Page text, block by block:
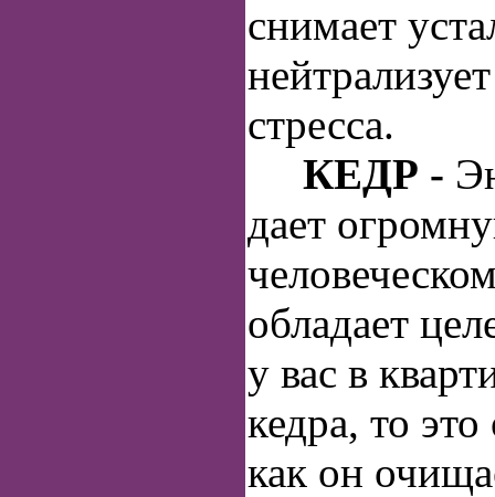
снимает
стресса.
КЕДР -
дает
обладает
у вас в
кедра, то
как он